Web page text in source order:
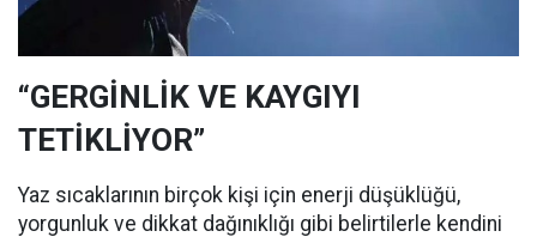
“GERGİNLİK VE KAYGIYI
TETİKLİYOR”
Yaz sıcaklarının birçok kişi için enerji düşüklüğü,
yorgunluk ve dikkat dağınıklığı gibi belirtilerle kendini